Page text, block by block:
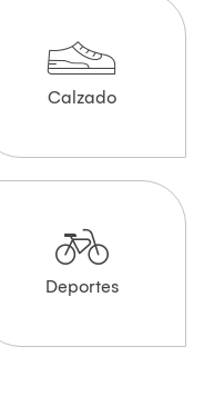
Calzado
Deportes